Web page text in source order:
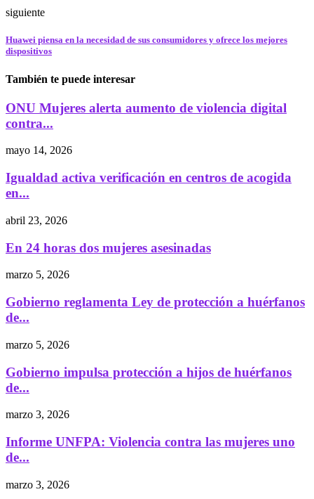
siguiente
Huawei piensa en la necesidad de sus consumidores y ofrece los mejores
dispositivos
También te puede interesar
ONU Mujeres alerta aumento de violencia digital
contra...
mayo 14, 2026
Igualdad activa verificación en centros de acogida
en...
abril 23, 2026
En 24 horas dos mujeres asesinadas
marzo 5, 2026
Gobierno reglamenta Ley de protección a huérfanos
de...
marzo 5, 2026
Gobierno impulsa protección a hijos de huérfanos
de...
marzo 3, 2026
Informe UNFPA: Violencia contra las mujeres uno
de...
marzo 3, 2026